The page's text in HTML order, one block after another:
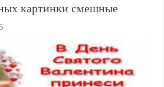
картинки смешные